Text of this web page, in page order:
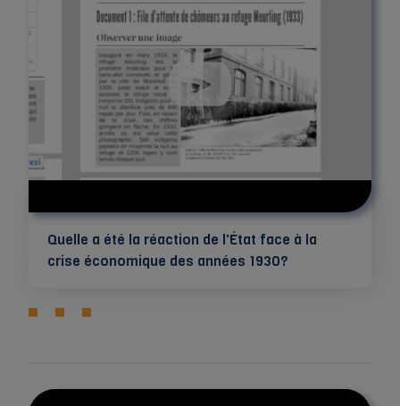
Quelle a été la réaction de l'État face à la
crise économique des années 1930?